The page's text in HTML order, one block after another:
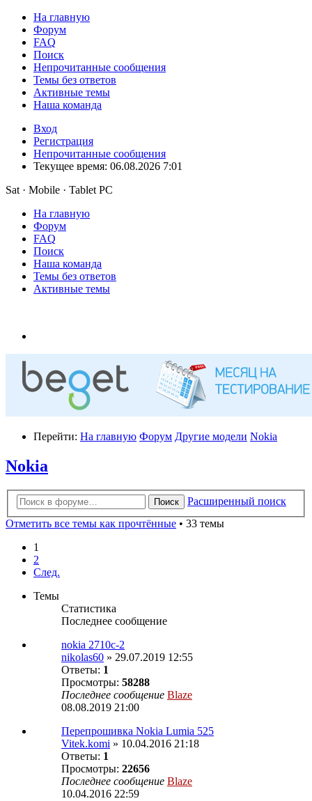
На главную
Форум
FAQ
Поиск
Непрочитанные сообщения
Темы без ответов
Активные темы
Наша команда
Вход
Регистрация
Непрочитанные сообщения
Текущее время: 06.08.2026 7:01
Sat · Mobile · Tablet PC
На главную
Форум
FAQ
Поиск
Наша команда
Темы без ответов
Активные темы
Перейти: На главную Форум Другие модели Nokia
Nokia
Поиск
Расширенный поиск
Отметить все темы как прочтённые • 33 темы
1
2
След.
Темы
Статистика
Последнее сообщение
nokia 2710c-2
nikolas60 » 29.07.2019 12:55
Ответы: 1
Просмотры: 58288
Последнее сообщение Blaze
08.08.2019 21:00
Перепрошивка Nokia Lumia 525
Vitek.komi » 10.04.2016 21:18
Ответы: 1
Просмотры: 22656
Последнее сообщение Blaze
10.04.2016 22:59